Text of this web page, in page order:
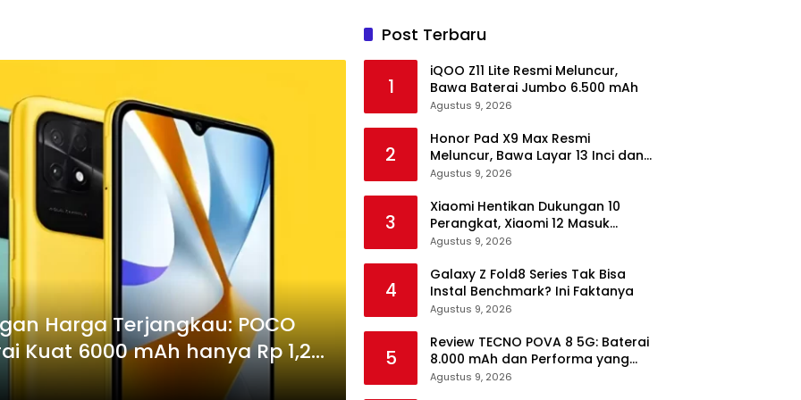
Harga Terjangkau: POCO
Kuat 6000 mAh hanya Rp 1,2
Post Terbaru
1
iQOO Z11 Lite Resmi Meluncur,
Bawa Baterai Jumbo 6.500 mAh
Agustus 9, 2026
2
Honor Pad X9 Max Resmi
Meluncur, Bawa Layar 13 Inci dan
Baterai 10.100 mAh
Agustus 9, 2026
3
Xiaomi Hentikan Dukungan 10
Perangkat, Xiaomi 12 Masuk
Daftar
Agustus 9, 2026
4
Galaxy Z Fold8 Series Tak Bisa
Instal Benchmark? Ini Faktanya
Agustus 9, 2026
5
Review TECNO POVA 8 5G: Baterai
8.000 mAh dan Performa yang
Masih Mantap di 2026
Agustus 9, 2026